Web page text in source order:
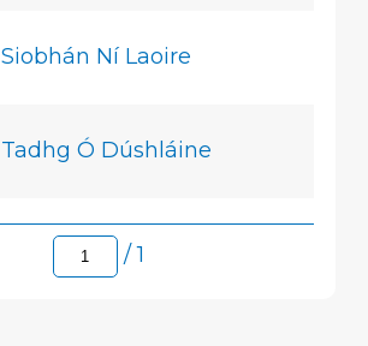
Siobhán Ní Laoire
Tadhg Ó Dúshláine
/ 1